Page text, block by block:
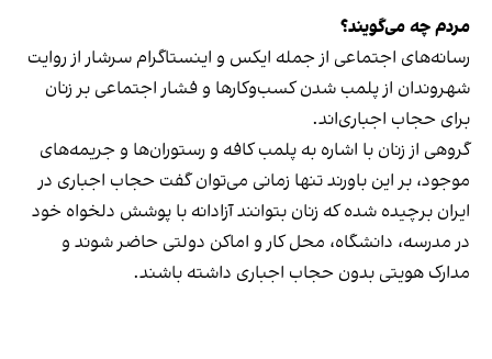
مردم چه می‌گویند؟
رسانه‎‌های اجتماعی از جمله ایکس و اینستاگرام سرشار از روایت
شهروندان از پلمب شدن کسب‌وکارها و فشار اجتماعی بر زنان
برای حجاب اجباری‌اند.
گروهی از زنان با اشاره به پلمب کافه و رستوران‌ها و جریمه‌های
موجود، بر این باورند تنها زمانی می‌توان گفت حجاب اجباری در
ایران برچیده شده که زنان بتوانند آزادانه با پوشش دلخواه خود
در مدرسه، دانشگاه، محل کار و اماکن دولتی حاضر شوند و
مدارک هویتی بدون حجاب اجباری داشته باشند.